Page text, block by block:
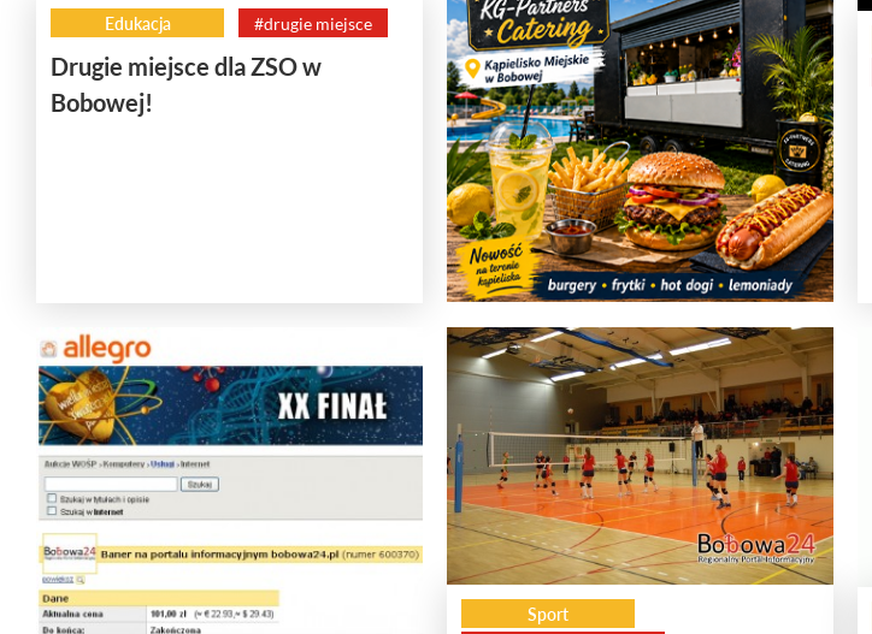
Edukacja #drugie miejsce
Drugie miejsce dla ZSO w
Bobowej!
Sport